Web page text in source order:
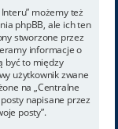
możemy też
phpBB, ale ich ten
stworzone przez
informacje o
być to między
użytkownik zwane
na „Centralne
napisane przez
posty”.